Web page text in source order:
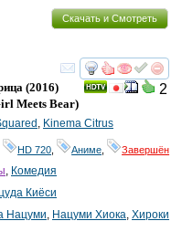
Скачать и Смотреть
смотреть
2
(2016)
Meets Bear)
, Kinema Citrus
HD 720 Аниме Завершён
, Комедия
Киёси
Нацуми, Нацуми Хиока, Хироки